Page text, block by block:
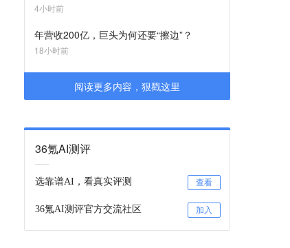
4小时前
年营收200亿，巨头为何还要“擦边”？
18小时前
阅读更多内容，狠戳这里
36氪AI测评
选靠谱AI，看真实评测 查看
36氪AI测评官方交流社区 加入